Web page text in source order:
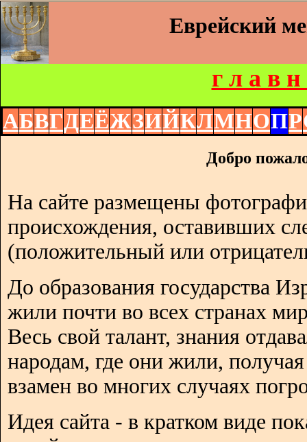
Еврейский
г л а в н
АБВГДЕЁЖЗИЙКЛМНОПР
Добро
На сайте размещены
происхождения, оставивших
(положительный или
До образования государства
жили почти во всех странах
Весь свой талант, знания
народам, где они жили, получая
взамен во многих случаях
Идея сайта - в кратком виде